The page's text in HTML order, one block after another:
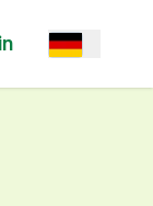
Open